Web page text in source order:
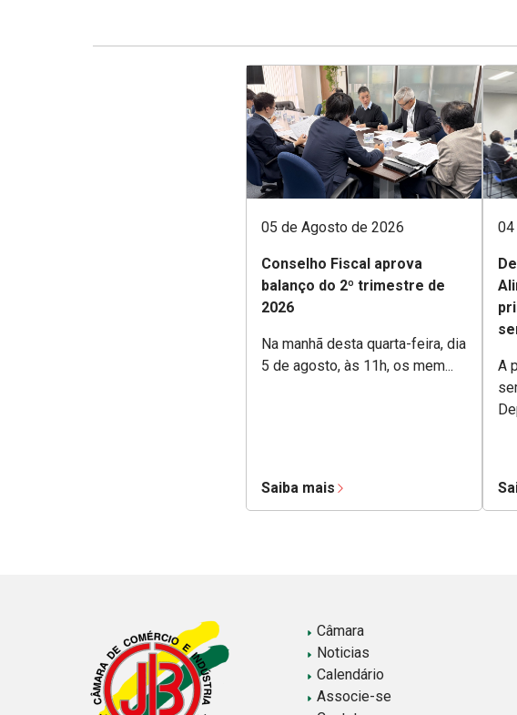
05 de Agosto de 2026
Conselho Fiscal aprova
balanço do 2º trimestre de
2026
Na manhã desta quarta-feira, dia
5 de agosto, às 11h, os mem...
Saiba mais
04
A
Câmara
Noticias
Calendário
Associe-se